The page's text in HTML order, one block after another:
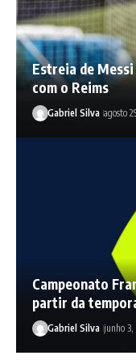
Estreia de
com o Reims
Gabriel Silva agosto
Campeonato
partir da
Gabriel Silva junho 3,